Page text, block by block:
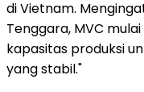
di Vietnam.
Tenggara, MVC
kapasitas produksi
yang stabil."